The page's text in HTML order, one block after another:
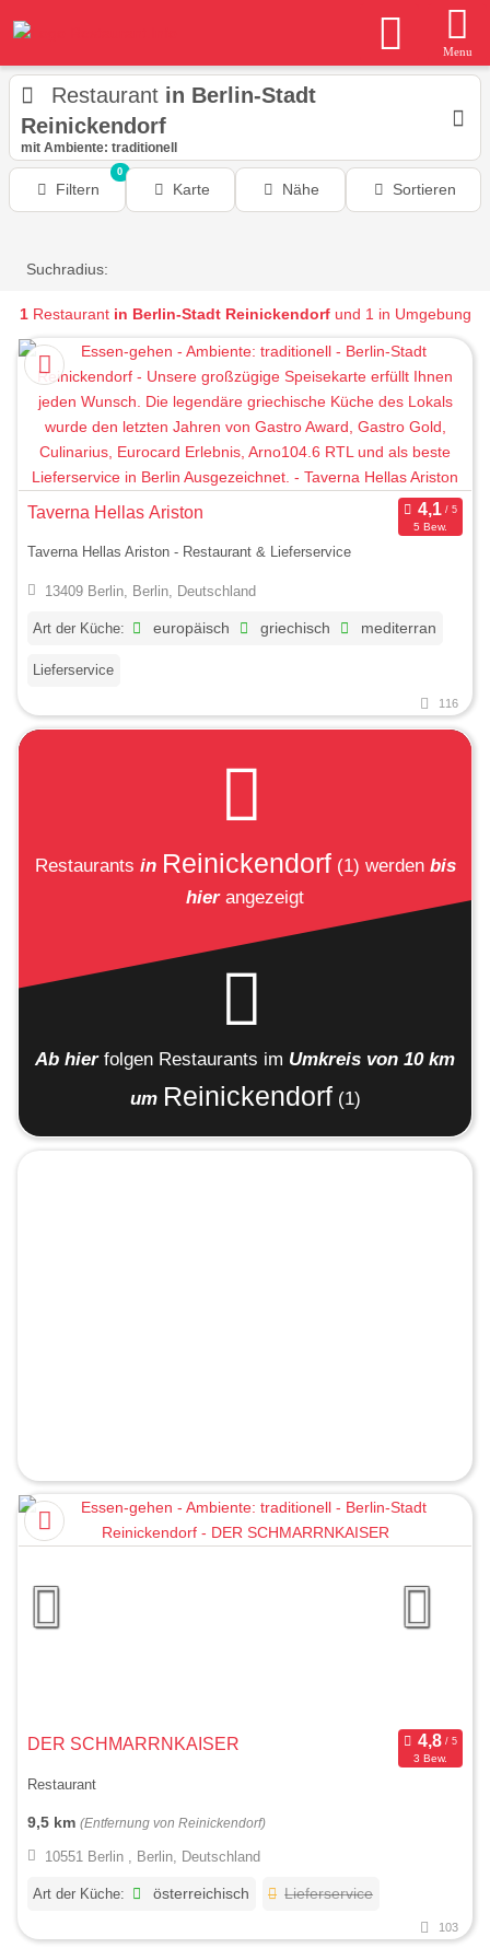
Menu
Restaurant in Berlin-Stadt
Reinickendorf
mit Ambiente: traditionell
Filtern
0
Karte Nähe Sortieren
Suchradius:
1Restaurant in Berlin-Stadt Reinickendorfund 1 in Umgebung
Taverna Hellas Ariston
5 Bew.
Taverna Hellas Ariston - Restaurant & Lieferservice
13409 Berlin, Berlin, Deutschland
Art der Küche: europäisch griechisch mediterran
Lieferservice
116
Restaurants in Reinickendorf (1) werden bis
hierangezeigt
Ab hier folgen Restaurants im Umkreis von 10 km
um Reinickendorf (1)
DER SCHMARRNKAISER
3 Bew.
Restaurant
9,5 km (Entfernung von Reinickendorf)
10551 Berlin , Berlin, Deutschland
Art der Küche: österreichisch Lieferservice
103